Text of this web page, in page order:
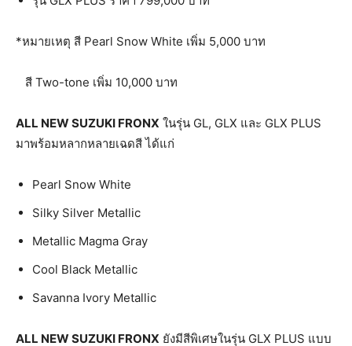
*หมายเหตุ สี Pearl Snow White เพิ่ม 5,000 บาท
สี Two-tone เพิ่ม 10,000 บาท
ALL NEW SUZUKI FRONX ในรุ่น GL, GLX และ GLX PLUS
มาพร้อมหลากหลายเฉดสี ได้แก่
Pearl Snow White
Silky Silver Metallic
Metallic Magma Gray
Cool Black Metallic
Savanna Ivory Metallic
ALL NEW SUZUKI FRONX ยังมีสีพิเศษในรุ่น GLX PLUS แบบ